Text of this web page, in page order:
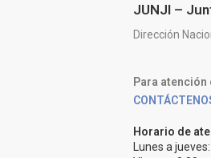
JUNJI –
Dirección
Para atención
Horario de
Lunes a